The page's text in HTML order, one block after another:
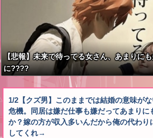
【悲報】未来で待ってる女さん、あまりに
に????
1/2【クズ男】このままでは結婚の意味が
危機。同居は嫌だ仕事も嫌だってあまりに
か？嫁の方が収入多いんだから俺の代わり
してくれ→